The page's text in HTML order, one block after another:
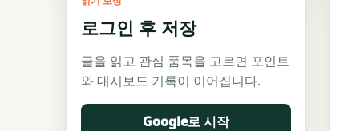
로그인 후 저장
글을 읽고 관심 품목을 고르면 포인트
와 대시보드 기록이 이어집니다.
Google로 시작